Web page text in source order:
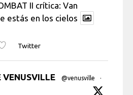
II crítica: Van
estás en los cielos
Twitter
VENUSVILLE @venusville
·